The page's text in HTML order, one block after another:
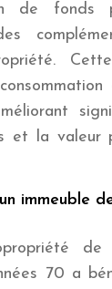
de fonds
et la valeur
immeuble
de
70 a